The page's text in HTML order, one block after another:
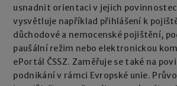
usnadnit orientaci v jejich
vysvětluje například přihlášení k
důchodové a nemocenské pojištění,
paušální režim nebo elektronickou
ePortál ČSSZ. Zaměřuje se také na
podnikání v rámci Evropské unie.